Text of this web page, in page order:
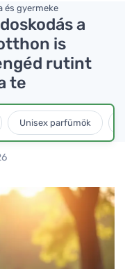
és gyermeke
a
is
rutint
te
Unisex parfümök